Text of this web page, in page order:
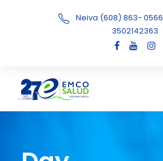
Neiva (608) 863- 0566
3502142363